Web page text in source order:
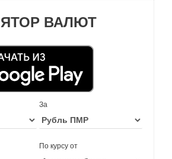
ВАЛЮТ
За
По курсу от